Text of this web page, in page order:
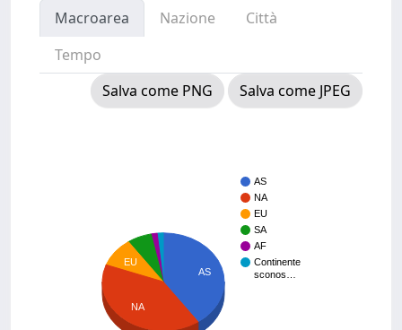
Macroarea Nazione
Città
Tempo
Salva come PNG
Salva come JPEG
AS
NA
EU
SA
AF
Continente
sconos…
AS
EU
NA